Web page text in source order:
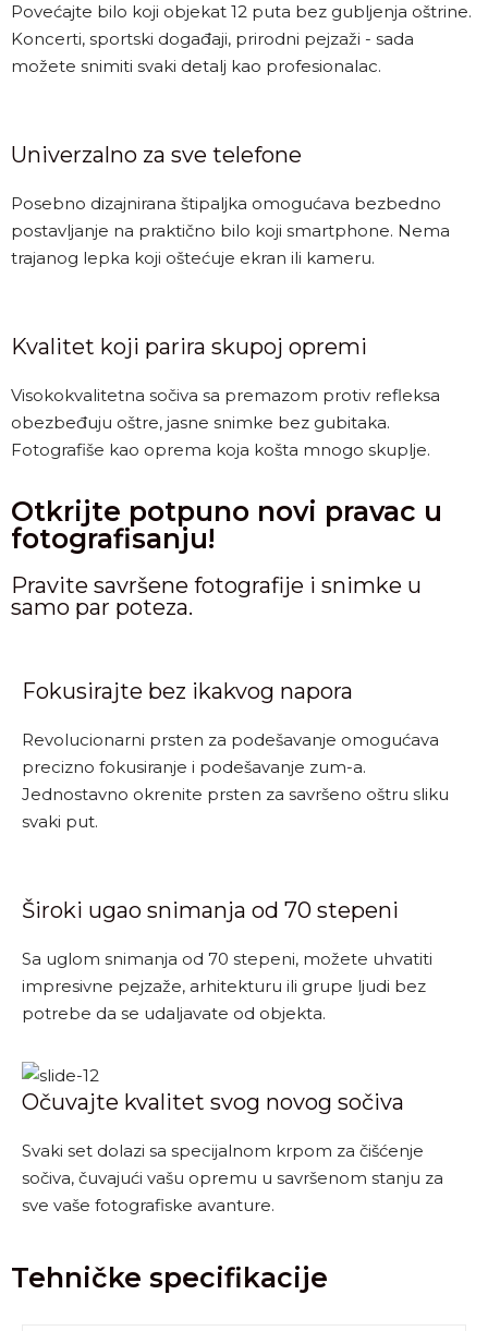
Povećajte bilo koji objekat 12 puta bez gubljenja oštrine.
Koncerti, sportski događaji, prirodni pejzaži - sada
možete snimiti svaki detalj kao profesionalac.
Univerzalno za sve telefone
Posebno dizajnirana štipaljka omogućava bezbedno
postavljanje na praktično bilo koji smartphone. Nema
trajanog lepka koji oštećuje ekran ili kameru.
Kvalitet koji parira skupoj opremi
Visokokvalitetna sočiva sa premazom protiv refleksa
obezbeđuju oštre, jasne snimke bez gubitaka.
Fotografiše kao oprema koja košta mnogo skuplje.
Otkrijte potpuno novi pravac u
fotografisanju!
Pravite savršene fotografije i snimke u
samo par poteza.
Fokusirajte bez ikakvog napora
Revolucionarni prsten za podešavanje omogućava
precizno fokusiranje i podešavanje zum-a.
Jednostavno okrenite prsten za savršeno oštru sliku
svaki put.
Široki ugao snimanja od 70 stepeni
Sa uglom snimanja od 70 stepeni, možete uhvatiti
impresivne pejzaže, arhitekturu ili grupe ljudi bez
potrebe da se udaljavate od objekta.
Očuvajte kvalitet svog novog sočiva
Svaki set dolazi sa specijalnom krpom za čišćenje
sočiva, čuvajući vašu opremu u savršenom stanju za
sve vaše fotografiske avanture.
Tehničke specifikacije